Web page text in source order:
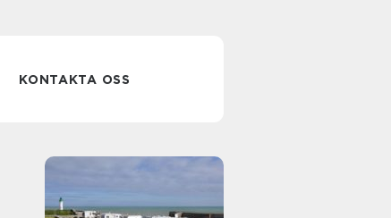
KONTAKTA OSS